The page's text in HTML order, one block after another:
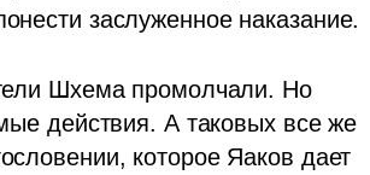
заслуженное наказание.
Шхема промолчали. Но
действия. А таковых все же
которое Яаков дает